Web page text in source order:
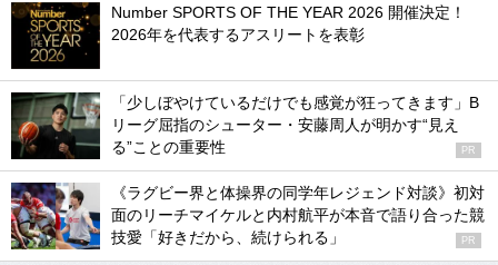
Number SPORTS OF THE YEAR 2026 開催決定！
2026年を代表するアスリートを表彰
「少しぼやけているだけでも感覚が狂ってきます」B
リーグ屈指のシューター・安藤周人が明かす“見え
る”ことの重要性
PR
《ラグビー界と体操界の同学年レジェンド対談》初対
面のリーチマイケルと内村航平が本音で語り合った競
技愛「好きだから、続けられる」
PR